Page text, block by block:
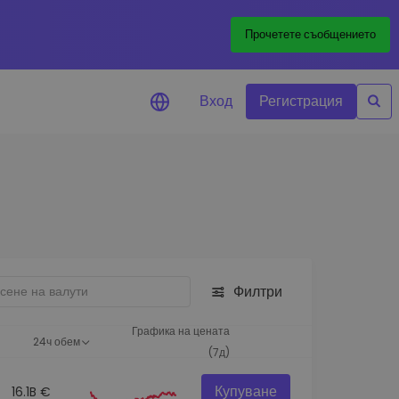
Прочетете съобщението
изпълнение
Вход Регистрация
Филтри
24ч обем
Графика на цената
(7д)
16.1B € Купуване